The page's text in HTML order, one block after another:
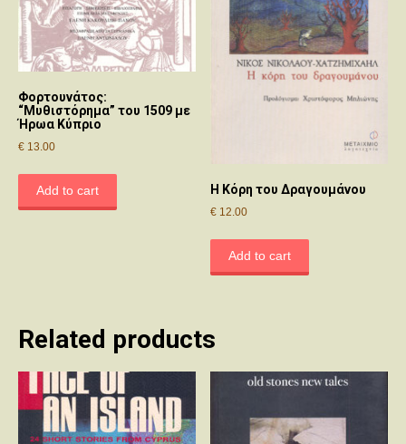
Φορτουνάτος:
“Μυθιστόρημα” του 1509 με
Ήρωα Κύπριο
€ 13.00
Add to cart Η Κόρη του Δραγουμάνου
€ 12.00
Add to cart
Related products